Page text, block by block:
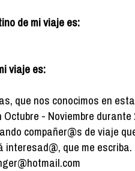
de mi viaje es:
viaje es:
que nos conocimos en
Octubre - Noviembre
compañer@s de viaje
interesad@, que me escriba.